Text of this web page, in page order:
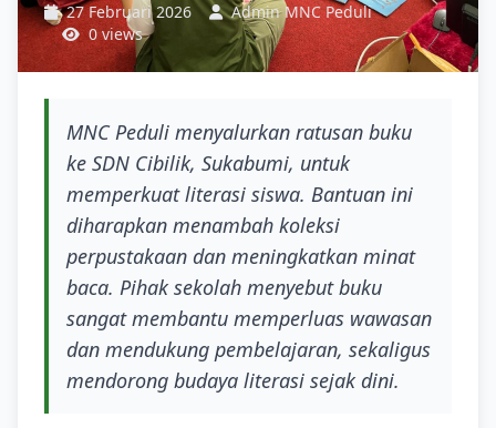
27 Februari 2026
Admin MNC Peduli
0 views
MNC Peduli menyalurkan ratusan buku
ke SDN Cibilik, Sukabumi, untuk
memperkuat literasi siswa. Bantuan ini
diharapkan menambah koleksi
perpustakaan dan meningkatkan minat
baca. Pihak sekolah menyebut buku
sangat membantu memperluas wawasan
dan mendukung pembelajaran, sekaligus
mendorong budaya literasi sejak dini.